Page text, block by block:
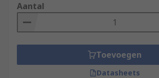
Aantal
Toevoegen
Datasheets